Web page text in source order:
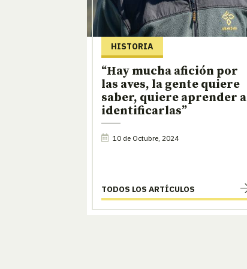
HISTORIA
“Hay mucha afición por
las aves, la gente quiere
saber, quiere aprender a
identificarlas”
10 de Octubre, 2024
TODOS LOS ARTÍCULOS